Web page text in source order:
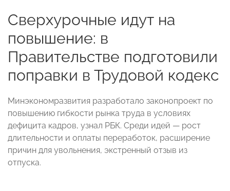
Сверхурочные идут на
повышение: в
Правительстве подготовили
поправки в Трудовой кодекс
Минэкономразвития разработало законопроект по
повышению гибкости рынка труда в условиях
дефицита кадров, узнал РБК. Среди идей — рост
длительности и оплаты переработок, расширение
причин для увольнения, экстренный отзыв из
отпуска.